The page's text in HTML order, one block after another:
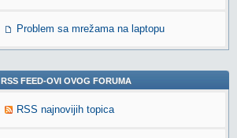
Problem sa mrežama na laptopu
RSS FEED-OVI OVOG FORUMA
RSS najnovijih topica